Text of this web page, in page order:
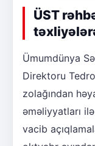
ÜST
Ümumdünya
Direktoru
zolağından
əməliyyatları
vacib